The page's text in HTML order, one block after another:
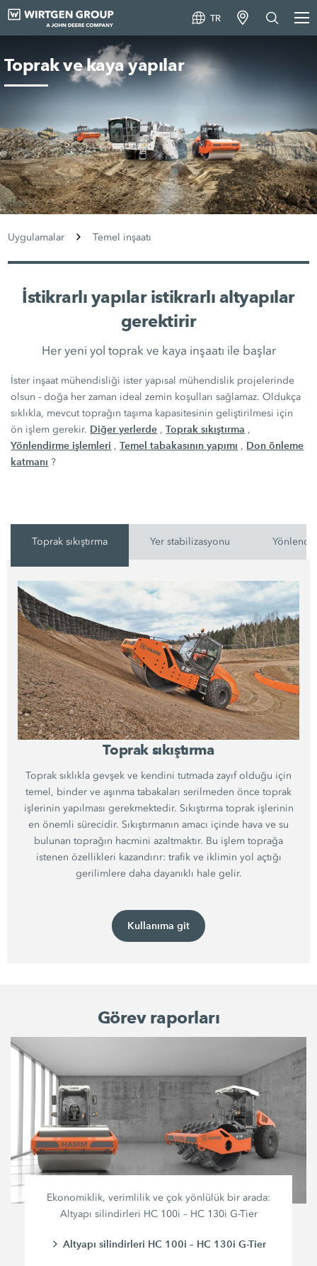
TR
Toprak ve kaya yapılar
Uygulamalar Temel inşaatı
İstikrarlı yapılar istikrarlı altyapılar
gerektirir
Her yeni yol toprak ve kaya inşaatı ile başlar
İster inşaat mühendisliği ister yapısal mühendislik projelerinde
olsun - doğa her zaman ideal zemin koşulları sağlamaz. Oldukça
sıklıkla, mevcut toprağın taşıma kapasitesinin geliştirilmesi için
ön işlem gerekir. Diğer yerlerde ,Toprak sıkıştırma ,
Yönlendirme işlemleri ,Temel tabakasının yapımı , Don önleme
katmanı ?
Toprak sıkıştırma Yer stabilizasyonu
Toprak sıkıştırma
Toprak sıklıkla gevşek ve kendini tutmada zayıf olduğu için
temel, binder ve aşınma tabakaları serilmeden önce toprak
işlerinin yapılması gerekmektedir. Sıkıştırma toprak işlerinin
en önemli sürecidir. Sıkıştırmanın amacı içinde hava ve su
bulunan toprağın hacmini azaltmaktır. Bu işlem toprağa
istenen özellikleri kazandırır: trafik ve iklimin yol açtığı
gerilimlere daha dayanıklı hale gelir.
Kullanıma git
Görev raporları
Ekonomiklik, verimlilik ve çok yönlülük bir arada:
Altyapı silindirleri HC 100i – HC 130i G-Tier
Altyapı silindirleri HC 100i – HC 130i G-Tier